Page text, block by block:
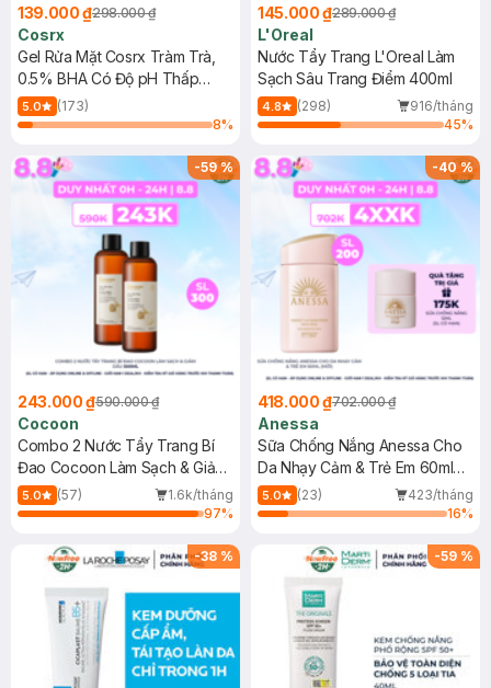
139.000 ₫298.000 ₫
Cosrx
Gel Rửa Mặt Cosrx Tràm Trà,
0.5% BHA Có Độ pH Thấp
150ml
5.0
(173)
8%
145.000 ₫289.000 ₫
L'Oreal
Nước Tẩy Trang L'Oreal Làm
Sạch Sâu Trang Điểm 400ml
4.8 (298)
916/tháng
45%
-59%
243.000 ₫590.000 ₫
Cocoon
Combo 2 Nước Tẩy Trang Bí
Đao Cocoon Làm Sạch & Giảm
Dầu 500ml
5.0 (57)
1.6k/tháng
97%
-40%
418.000 ₫702.000 ₫
Anessa
Sữa Chống Nắng Anessa Cho
Da Nhạy Cảm & Trẻ Em 60ml
(Mới)
5.0 (23)
423/tháng
16%
-38 % -59 %